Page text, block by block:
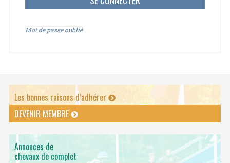
Mot de passe oublié
Les bonnes raisons d’adhérer
DEVENIR MEMBRE
Annonces de
chevaux de complet